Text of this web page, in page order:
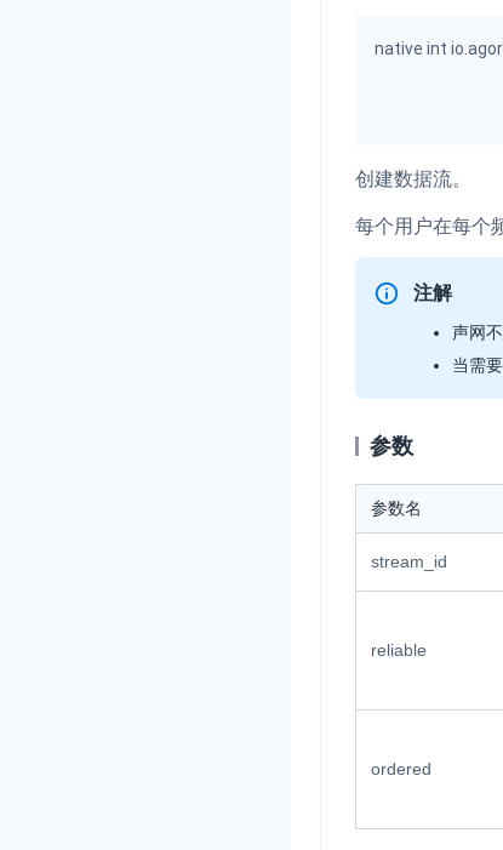
native int
创建数据流。
每个用户在每个
注解
声网
当需
参数
参数名
stream_id
reliable
ordered